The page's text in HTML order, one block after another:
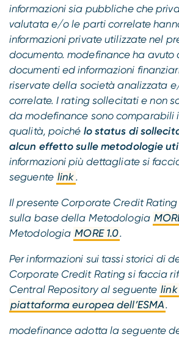
informazioni sia pubbliche che
valutata e/o le parti correlate
informazioni private utilizzate nel
documento. modefinance ha avuto
documenti ed informazioni
riservate della società analizzata
correlate. I rating sollecitati e non
da modefinance sono comparabili
qualità, poiché lo status di
alcun effetto sulle metodologie
informazioni più dettagliate si
seguente link.
Il presente Corporate Credit
sulla base della Metodologia
Metodologia MORE 1.0.
Per informazioni sui tassi storici di
Corporate Credit Rating si faccia
Central Repository al seguente link
piattaforma europea dell’ESMA.
modefinance adotta la seguente